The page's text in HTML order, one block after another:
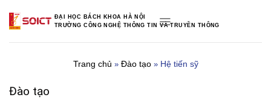
content
ĐẠI HỌC BÁCH KHOA HÀ NỘI
TRƯỜNG CÔNG NGHỆ THÔNG TIN VÀ TRUYỀN THÔNG
Trang chủ » Đào tạo» Hệ tiến sỹ
Đào tạo